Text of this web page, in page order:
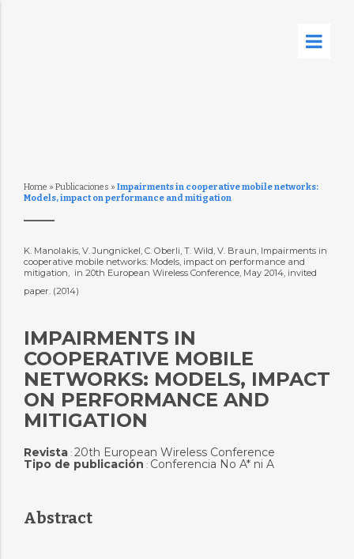
Home » Publicaciones » Impairments in cooperative mobile networks:
Models, impact on performance and mitigation
K. Manolakis, V. Jungnickel, C. Oberli, T. Wild, V. Braun, Impairments in
cooperative mobile networks: Models, impact on performance and
mitigation,  in 20th European Wireless Conference, May 2014, invited
paper. (2014)
IMPAIRMENTS IN
COOPERATIVE MOBILE
NETWORKS: MODELS, IMPACT
ON PERFORMANCE AND
MITIGATION
Revista: 20th European Wireless Conference
Tipo de publicación : Conferencia No A* ni A
Abstract